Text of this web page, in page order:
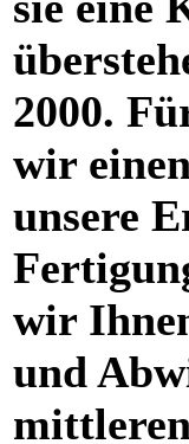
2000.
wir
unsere
wir
und